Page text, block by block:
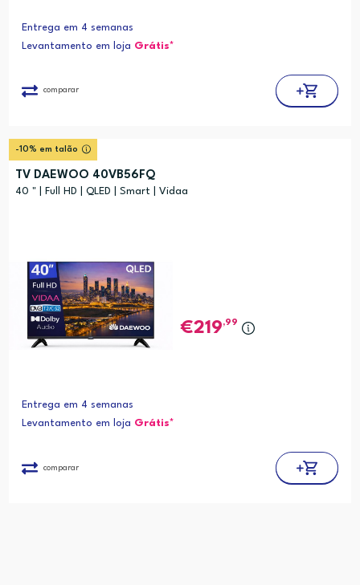
Entrega em 4 semanas
Levantamento em loja Grátis*
comparar
-10% em talão
TV DAEWOO 40VB56FQ
40 " | Full HD | QLED | Smart | Vidaa
219,99
Entrega em 4 semanas
Levantamento em loja Grátis*
comparar